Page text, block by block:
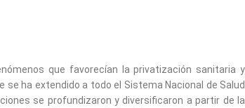
que favorecían la privatización sanitaria y
se ha extendido a todo el Sistema Nacional de Salud
se profundizaron y diversificaron a partir de la